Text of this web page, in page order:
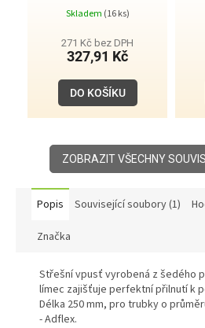
Skladem (16 ks)
271 Kč bez DPH
327,91 Kč
DO KOŠÍKU
ZOBRAZIT VŠECHNY
Popis Související soubory (1)
Značka
Střešní vpusť vyrobená z šedého
límec zajišťuje perfektní přilnutí k
Délka 250 mm, pro trubky o
- Adflex.